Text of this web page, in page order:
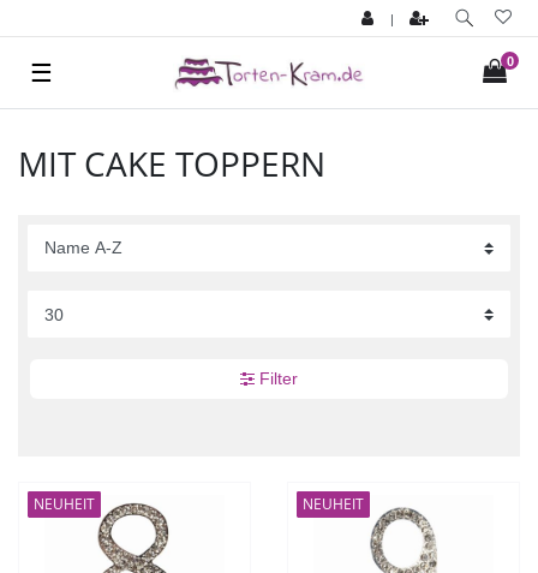
|
0
☰
MIT CAKE TOPPERN
Filter
NEUHEIT NEUHEIT